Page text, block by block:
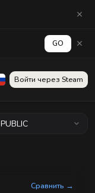
Войти через Steam
PUBLIC
Сравнить →
GO